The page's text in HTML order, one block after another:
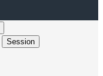
Session